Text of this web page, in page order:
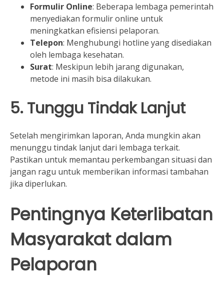
Formulir Online: Beberapa lembaga pemerintah
menyediakan formulir online untuk
meningkatkan efisiensi pelaporan.
Telepon: Menghubungi hotline yang disediakan
oleh lembaga kesehatan.
Surat: Meskipun lebih jarang digunakan,
metode ini masih bisa dilakukan.
5. Tunggu Tindak Lanjut
Setelah mengirimkan laporan, Anda mungkin akan
menunggu tindak lanjut dari lembaga terkait.
Pastikan untuk memantau perkembangan situasi dan
jangan ragu untuk memberikan informasi tambahan
jika diperlukan.
Pentingnya Keterlibatan
Masyarakat dalam
Pelaporan